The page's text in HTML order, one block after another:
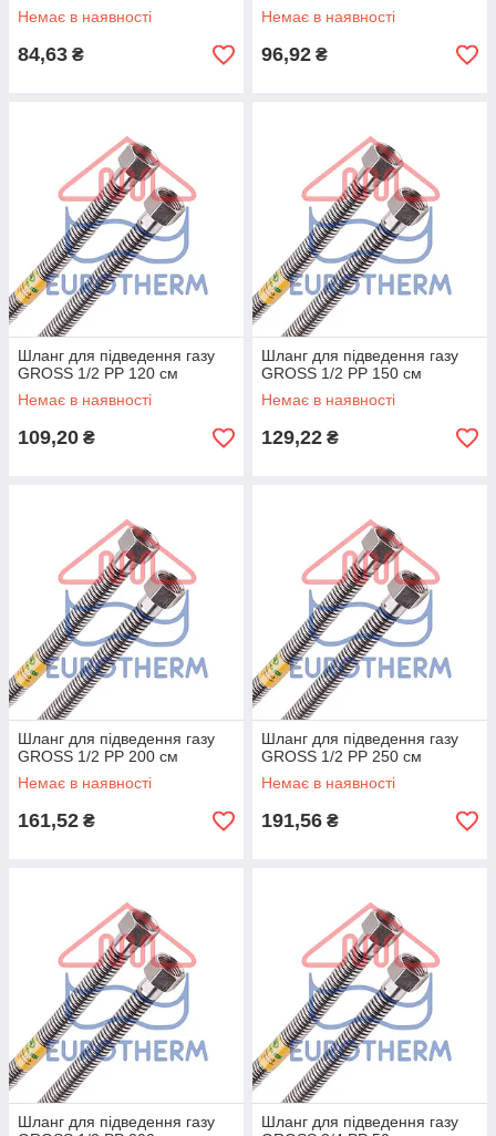
Немає в наявності
84,63 ₴
Немає в наявності
96,92 ₴
Шланг для підведення газу
GROSS 1/2 РР 120 см
Немає в наявності
109,20 ₴
Шланг для підведення газу
GROSS 1/2 РР 150 см
Немає в наявності
129,22 ₴
Шланг для підведення газу
GROSS 1/2 РР 200 см
Немає в наявності
161,52 ₴
Шланг для підведення газу
GROSS 1/2 РР 250 см
Немає в наявності
191,56 ₴
Шланг для підведення газу
Шланг для підведення газу